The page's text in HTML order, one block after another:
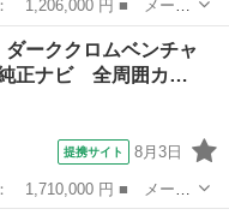
トラック ■ グレード
済み未使用車 トヨタロ
ーククロムベンチャ
正ナビ 全周囲カ…
提携サイト 8月3日
グレード名： Ｇ ダー